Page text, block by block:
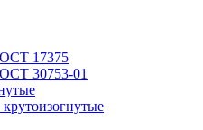
17375
30753-01